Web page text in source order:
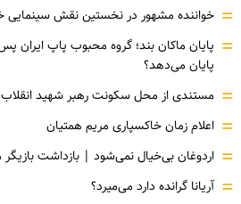
= خواننده مشهور در نخستین نقش
= پایان ماکان بند؛ گروه محبوب پاپ ایران
پایان می‌دهد؟
= مستندی از محل سکونت رهبر شهید انقلاب
= اعلام زمان خاکسپاری مریم همتیان
= اردوغان بی‌خیال نمی‌شود | بازداشت
= آریانا گرانده دارد می‌میرد؟